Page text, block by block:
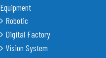
Equipment
Robotic
Digital Factory
Vision System